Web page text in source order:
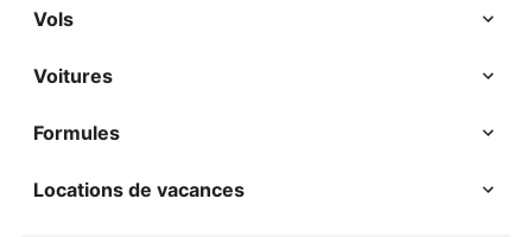
Vols
Voitures
Formules
Locations de vacances